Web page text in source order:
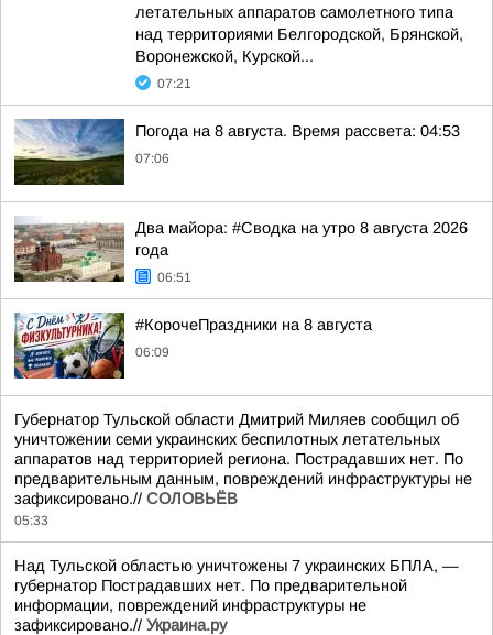
летательных аппаратов самолетного типа
над территориями Белгородской, Брянской,
Воронежской, Курской...
07:21
Погода на 8 августа. Время рассвета: 04:53
07:06
Два майора: #Сводка на утро 8 августа 2026
года
06:51
#КорочеПраздники на 8 августа
06:09
Губернатор Тульской области Дмитрий Миляев сообщил об
уничтожении семи украинских беспилотных летательных
аппаратов над территорией региона. Пострадавших нет. По
предварительным данным, повреждений инфраструктуры не
зафиксировано.// СОЛОВЬЁВ
05:33
Над Тульской областью уничтожены 7 украинских БПЛА, —
губернатор Пострадавших нет. По предварительной
информации, повреждений инфраструктуры не
зафиксировано.// Украина.ру